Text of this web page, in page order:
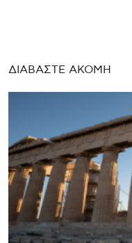
ΔΙΑΒΑΣΤΕ ΑΚΟΜΗ